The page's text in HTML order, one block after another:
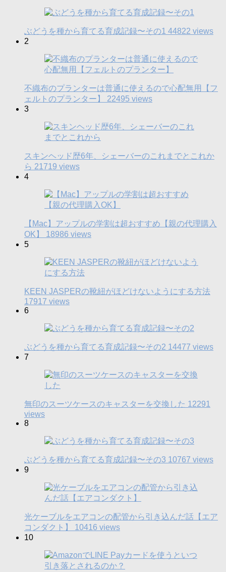
ぶどうを種から育てる育成記録〜その1 44822 views
2
不織布のプランターは普通に使えるので心配無用【フ
ェルトのプランター】 22495 views
3
スキンヘッド歴6年、シェーバーのこれまでとこれか
ら 21719 views
4
【Mac】アップルの学割は超おすすめ【親の代理購入
OK】 18986 views
5
KEEN JASPERの靴紐がほどけないようにする方法
17917 views
6
ぶどうを種から育てる育成記録〜その2 14477 views
7
無印のスーツケースのキャスターを交換した 12291
views
8
ぶどうを種から育てる育成記録〜その3 10767 views
9
光ケーブルをエアコンの配管から引き込んだ話【エア
コンダクト】 10416 views
10